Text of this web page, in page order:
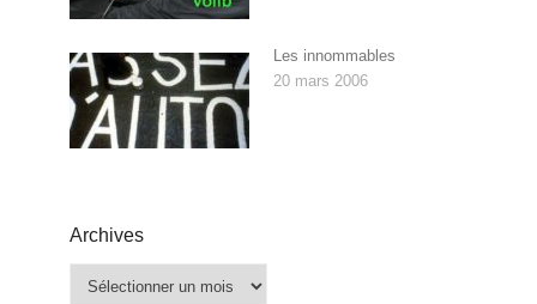
Les innommables
20 mars 2006
Archives
Archives